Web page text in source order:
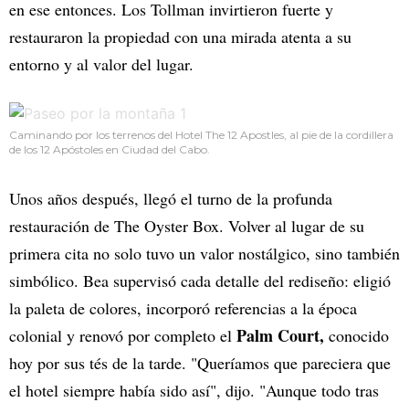
en ese entonces. Los Tollman invirtieron fuerte y
restauraron la propiedad con una mirada atenta a su
entorno y al valor del lugar.
Caminando por los terrenos del Hotel The 12 Apostles, al pie de la cordillera
de los 12 Apóstoles en Ciudad del Cabo.
Unos años después, llegó el turno de la profunda
restauración de The Oyster Box. Volver al lugar de su
primera cita no solo tuvo un valor nostálgico, sino también
simbólico. Bea supervisó cada detalle del rediseño: eligió
la paleta de colores, incorporó referencias a la época
colonial y renovó por completo el Palm Court, conocido
hoy por sus tés de la tarde. "Queríamos que pareciera que
el hotel siempre había sido así", dijo. "Aunque todo tras